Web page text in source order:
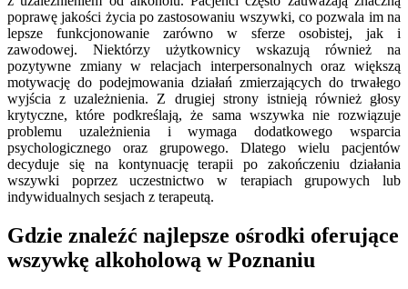
poprawę jakości życia po zastosowaniu wszywki, co pozwala im na
lepsze funkcjonowanie zarówno w sferze osobistej, jak i
zawodowej. Niektórzy użytkownicy wskazują również na
pozytywne zmiany w relacjach interpersonalnych oraz większą
motywację do podejmowania działań zmierzających do trwałego
wyjścia z uzależnienia. Z drugiej strony istnieją również głosy
krytyczne, które podkreślają, że sama wszywka nie rozwiązuje
problemu uzależnienia i wymaga dodatkowego wsparcia
psychologicznego oraz grupowego. Dlatego wielu pacjentów
decyduje się na kontynuację terapii po zakończeniu działania
wszywki poprzez uczestnictwo w terapiach grupowych lub
indywidualnych sesjach z terapeutą.
Gdzie znaleźć najlepsze ośrodki oferujące
wszywkę alkoholową w Poznaniu